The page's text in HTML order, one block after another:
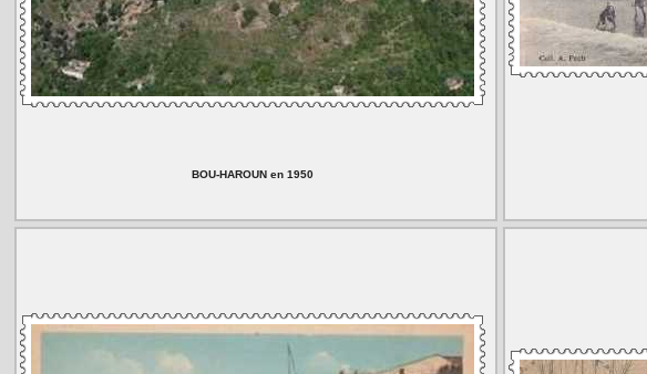
BOU-HAROUN en 1950